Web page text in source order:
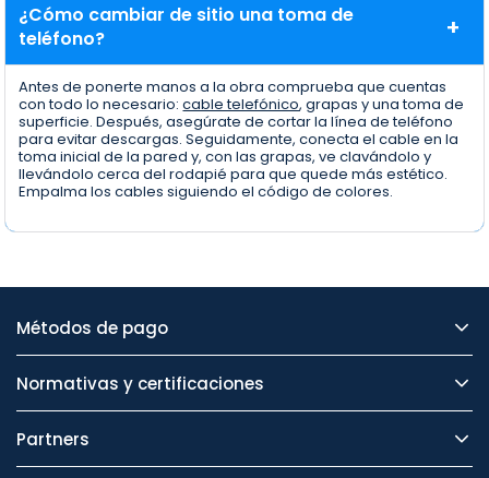
¿Cómo cambiar de sitio una toma de
teléfono?
Antes de ponerte manos a la obra comprueba que cuentas
con todo lo necesario:cable telefónico, grapas y una toma de
superficie. Después, asegúrate de cortar la línea de teléfono
para evitar descargas. Seguidamente, conecta el cable en la
toma inicial de la pared y, con las grapas, ve clavándolo y
llevándolo cerca del rodapié para que quede más estético.
Empalma los cables siguiendo el código de colores.
Métodos de pago
Normativas y certificaciones
Partners